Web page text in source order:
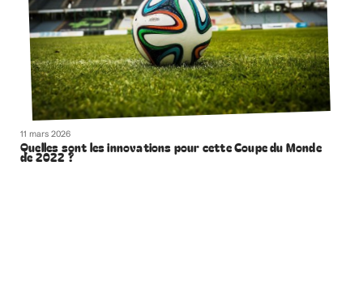
11 mars 2026
Quelles sont les innovations pour cette Coupe du Monde
de 2022 ?